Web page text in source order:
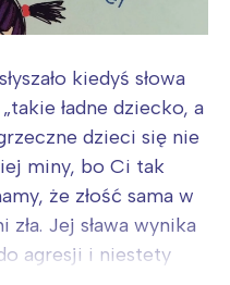
kiedyś słowa
ładne dziecko, a
dzieci się nie
miny, bo Ci tak
że złość sama w
Jej sława wynika
agresji i niestety